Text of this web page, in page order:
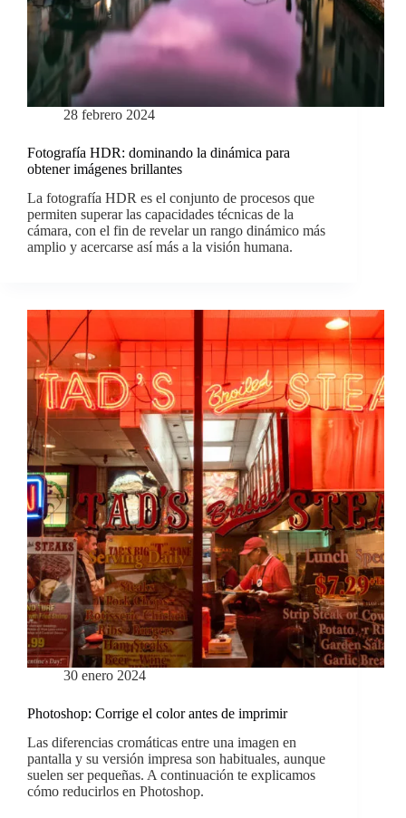
28 febrero 2024
Fotografía HDR: dominando la dinámica para
obtener imágenes brillantes
La fotografía HDR es el conjunto de procesos que
permiten superar las capacidades técnicas de la
cámara, con el fin de revelar un rango dinámico más
amplio y acercarse así más a la visión humana.
30 enero 2024
Photoshop: Corrige el color antes de imprimir
Las diferencias cromáticas entre una imagen en
pantalla y su versión impresa son habituales, aunque
suelen ser pequeñas. A continuación te explicamos
cómo reducirlos en Photoshop.